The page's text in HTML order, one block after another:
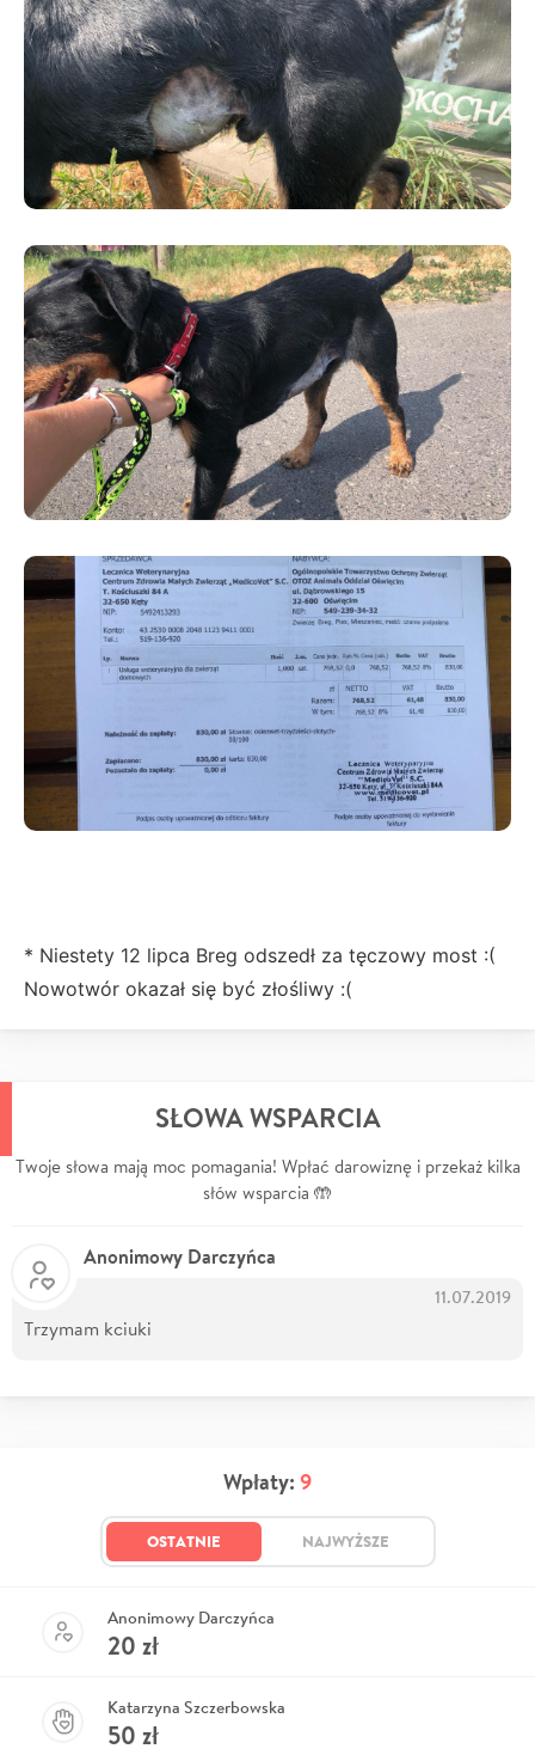
* Niestety 12 lipca Breg odszedł za tęczowy most :(
Nowotwór okazał się być złośliwy :(
SŁOWA WSPARCIA
Twoje słowa mają moc pomagania! Wpłać darowiznę i przekaż kilka
słów wsparcia 🤲
Anonimowy Darczyńca
11.07.2019
Trzymam kciuki
Wpłaty: 9
OSTATNIE NAJWYŻSZE
Anonimowy Darczyńca
20 zł
Katarzyna Szczerbowska
50 zł